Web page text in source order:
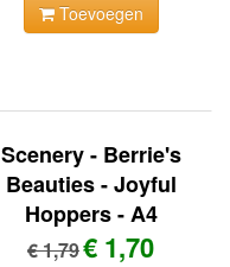
Toevoegen
Scenery - Berrie's
Beauties - Joyful
Hoppers - A4
€ 1,79€ 1,70